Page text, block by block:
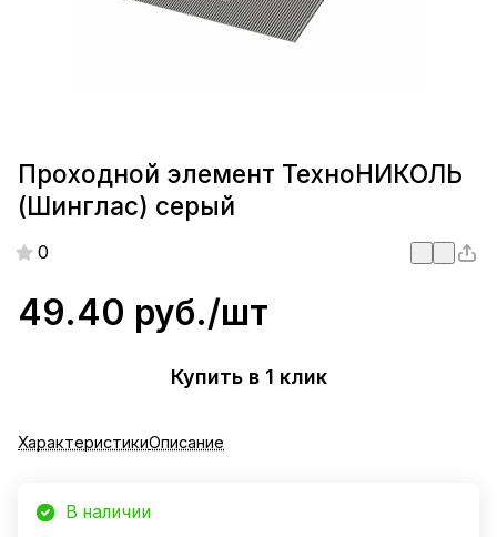
Проходной элемент ТехноНИКОЛЬ
(Шинглас) серый
0
49.40 руб./шт
Купить в 1 клик
ХарактеристикиОписание
В наличии